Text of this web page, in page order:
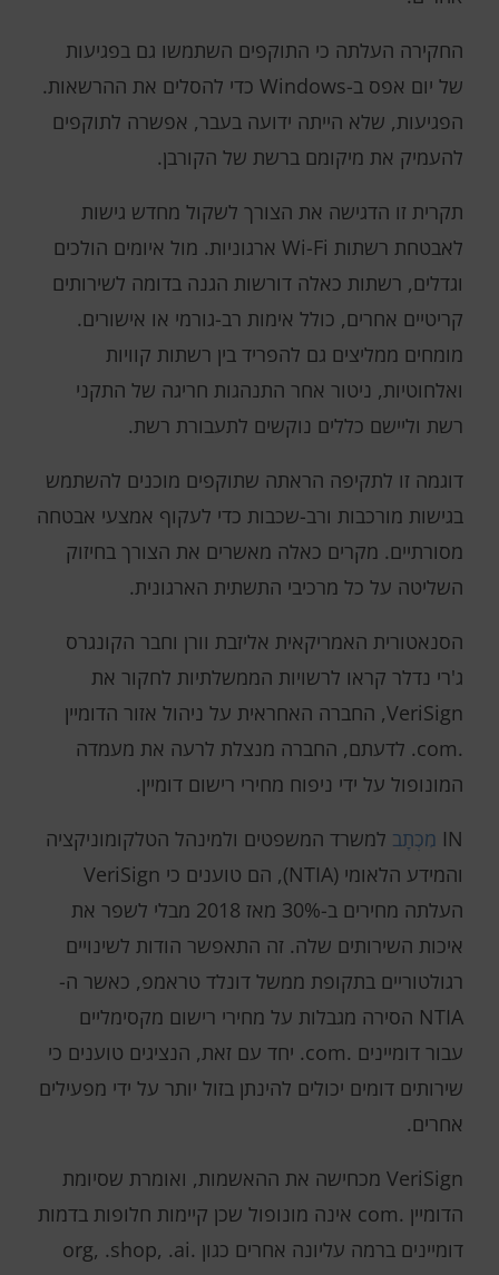
החקירה העלתה כי התוקפים השתמשו גם בפגיעות
של יום אפס ב-Windows כדי להסלים את ההרשאות.
הפגיעות, שלא הייתה ידועה בעבר, אפשרה לתוקפים
להעמיק את מיקומם ברשת של הקורבן.
תקרית זו הדגישה את הצורך לשקול מחדש גישות
לאבטחת רשתות Wi-Fi ארגוניות. מול איומים הולכים
וגדלים, רשתות כאלה דורשות הגנה בדומה לשירותים
קריטיים אחרים, כולל אימות רב-גורמי או אישורים.
מומחים ממליצים גם להפריד בין רשתות קוויות
ואלחוטיות, ניטור אחר התנהגות חריגה של התקני
רשת וליישם כללים נוקשים לתעבורת רשת.
דוגמה זו לתקיפה הראתה שתוקפים מוכנים להשתמש
בגישות מורכבות ורב-שכבות כדי לעקוף אמצעי אבטחה
מסורתיים. מקרים כאלה מאשרים את הצורך בחיזוק
השליטה על כל מרכיבי התשתית הארגונית.
הסנאטורית האמריקאית אליזבת וורן וחבר הקונגרס
ג'רי נדלר קראו לרשויות הממשלתיות לחקור את
VeriSign, החברה האחראית על ניהול אזור הדומיין
.com. לדעתם, החברה מנצלת לרעה את מעמדה
המונופול על ידי ניפוח מחירי רישום דומיין.
IN מִכְתָב למשרד המשפטים ולמינהל הטלקומוניקציה
והמידע הלאומי (NTIA), הם טוענים כי VeriSign
העלתה מחירים ב-30% מאז 2018 מבלי לשפר את
איכות השירותים שלה. זה התאפשר הודות לשינויים
רגולטוריים בתקופת ממשל דונלד טראמפ, כאשר ה-
NTIA הסירה מגבלות על מחירי רישום מקסימליים
עבור דומיינים .com. יחד עם זאת, הנציגים טוענים כי
שירותים דומים יכולים להינתן בזול יותר על ידי מפעילים
אחרים.
VeriSign מכחישה את ההאשמות, ואומרת שסיומת
הדומיין .com אינה מונופול שכן קיימות חלופות בדמות
דומיינים ברמה עליונה אחרים כגון .org, .shop, .ai